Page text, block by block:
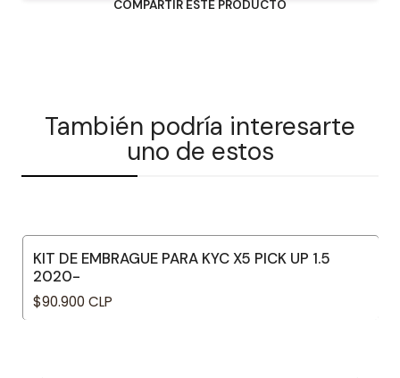
COMPARTIR ESTE PRODUCTO
También podría interesarte
uno de estos
KIT DE EMBRAGUE PARA KYC X5 PICK UP 1.5
2020-
$90.900 CLP